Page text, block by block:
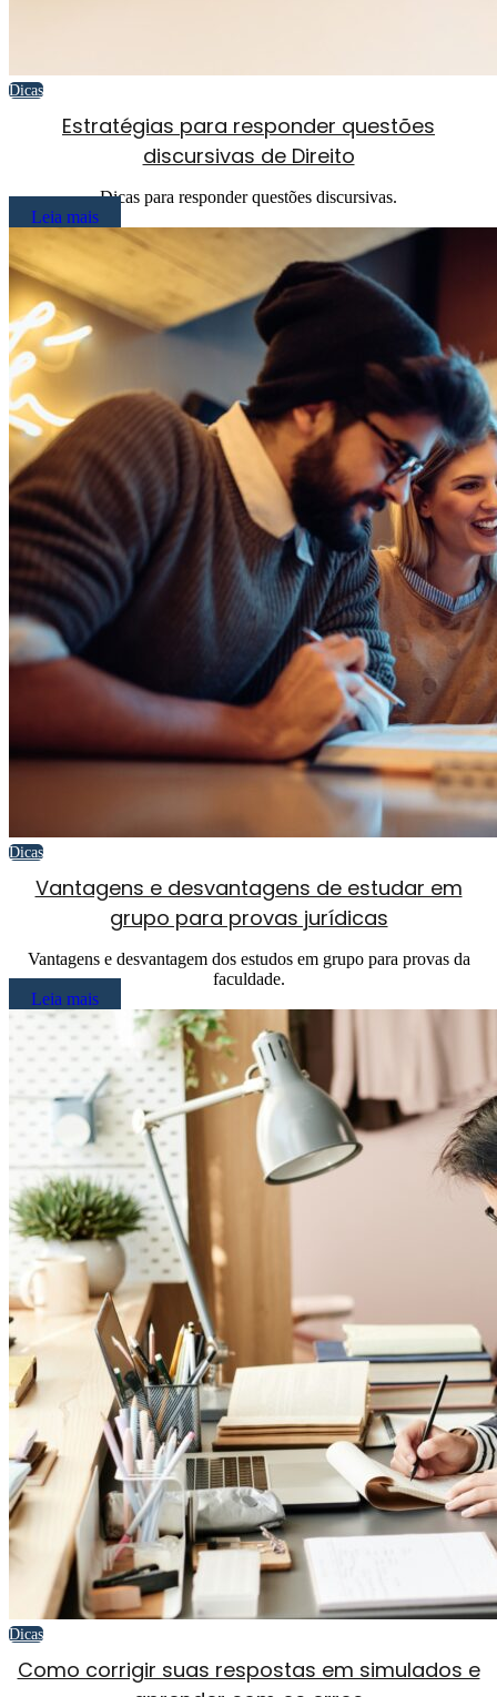
Dicas
Estratégias para responder questões
discursivas de Direito
Dicas para responder questões discursivas.
Leia mais
Dicas
Vantagens e desvantagens de estudar em
grupo para provas jurídicas
Vantagens e desvantagem dos estudos em grupo para provas da
faculdade.
Leia mais
Dicas
Como corrigir suas respostas em simulados e